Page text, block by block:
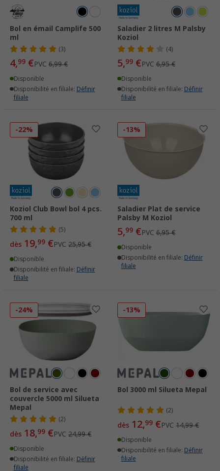
Bol en émail Camplife 500
ml
(3)
4,99 €PVC 6,99 €
Disponible
Disponibilité en filiale: Définir
filiale
Saladier 2 litres M Palsby
Koziol
(4)
5,99 €PVC 6,95 €
Disponible
Disponibilité en filiale: Définir
filiale
-22%
Koziol Club Bowl bol 4 pcs.
700 ml
(5)
dès 19,99 €PVC 25,95 €
Disponible
Disponibilité en filiale: Définir
filiale
-13%
Saladier Plat de service
Palsby M Koziol
5,99 €PVC 6,95 €
Disponible
Disponibilité en filiale: Définir
filiale
-24%
Bol de service avec
couvercle 5000 ml Silueta
Mepal
(2)
dès 18,99 €PVC 24,99 €
Disponible
Disponibilité en filiale: Définir
filiale
-13%
Bol 3000 ml Silueta Mepal
(2)
dès 12,99 €PVC 14,99 €
Disponible
Disponibilité en filiale: Définir
filiale